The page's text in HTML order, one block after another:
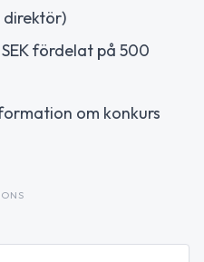
direktör)
fördelat på 500
om konkurs